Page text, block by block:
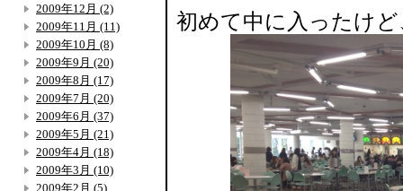
初めて中に入ったけ
2009年12月 (2)
2009年11月 (11)
2009年10月 (8)
2009年9月 (20)
2009年8月 (17)
2009年7月 (20)
2009年6月 (37)
2009年5月 (21)
2009年4月 (18)
2009年3月 (10)
2009年2月 (5)